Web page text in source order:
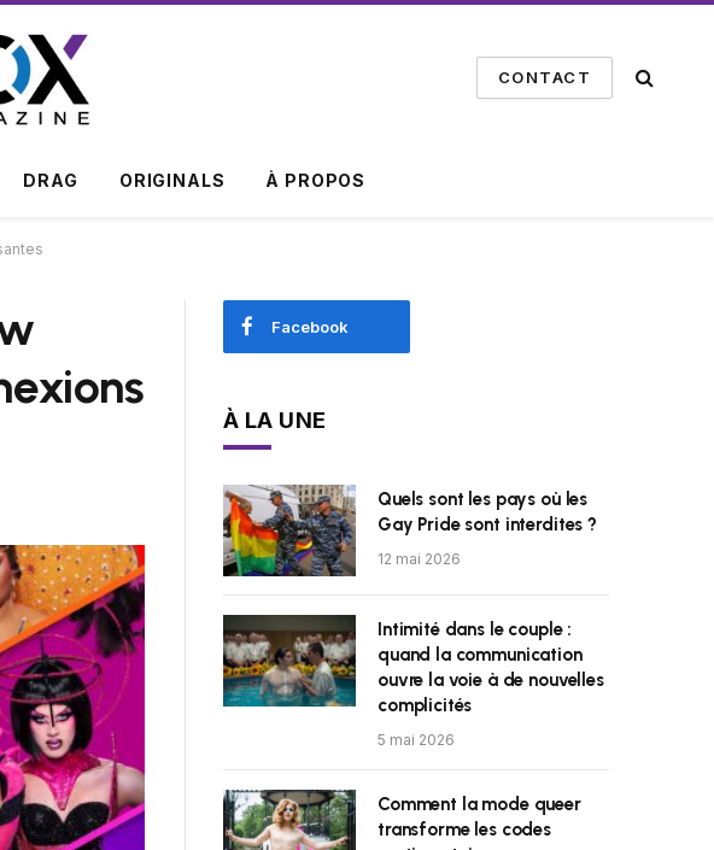
CONTACT
DRAG ORIGINALS À PROPOS
Facebook
À LA UNE
Quels sont les pays où les
Gay Pride sont interdites ?
12 mai 2026
Intimité dans le couple :
quand la communication
ouvre la voie à de nouvelles
complicités
5 mai 2026
Comment la mode queer
transforme les codes